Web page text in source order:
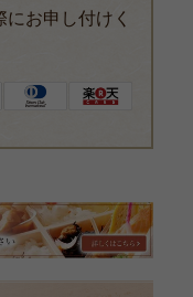
お申し付けく